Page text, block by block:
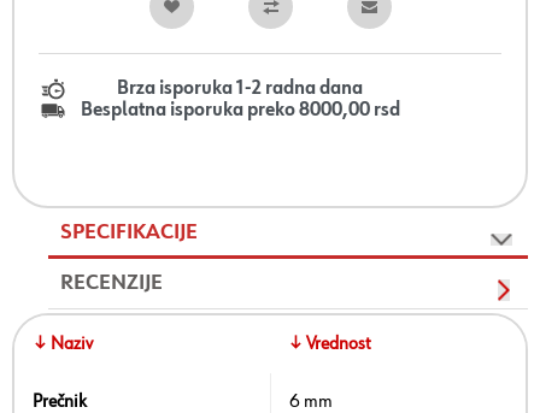
Brza isporuka 1-2 radna dana
Besplatna isporuka preko 8000,00 rsd
SPECIFIKACIJE
RECENZIJE
↓ Naziv ↓ Vrednost
Prečnik 6 mm